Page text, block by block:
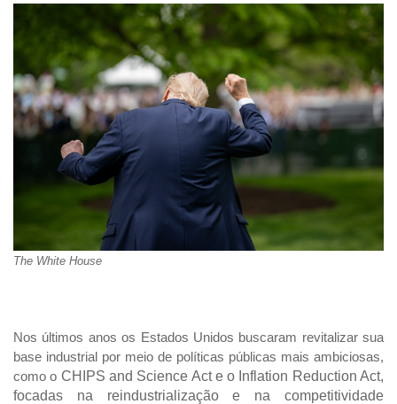
The White House
Nos últimos anos os Estados Unidos buscaram revitalizar sua
base industrial por meio de políticas públicas mais ambiciosas,
como o CHIPS and Science Act e o Inflation Reduction Act,
focadas na reindustrialização e na competitividade